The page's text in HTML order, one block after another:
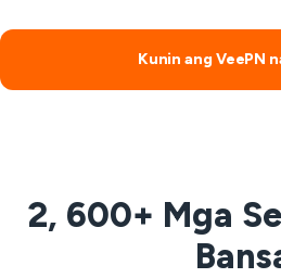
Kunin ang VeePN
2, 600+ Mga